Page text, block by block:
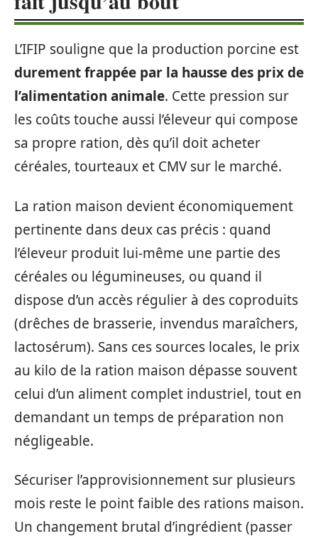
L’IFIP souligne que la production porcine est
durement frappée par la hausse des prix de
l’alimentation animale. Cette pression sur
les coûts touche aussi l’éleveur qui compose
sa propre ration, dès qu’il doit acheter
céréales, tourteaux et CMV sur le marché.
La ration maison devient économiquement
pertinente dans deux cas précis : quand
l’éleveur produit lui-même une partie des
céréales ou légumineuses, ou quand il
dispose d’un accès régulier à des coproduits
(drêches de brasserie, invendus maraîchers,
lactosérum). Sans ces sources locales, le prix
au kilo de la ration maison dépasse souvent
celui d’un aliment complet industriel, tout en
demandant un temps de préparation non
négligeable.
Sécuriser l’approvisionnement sur plusieurs
mois reste le point faible des rations maison.
Un changement brutal d’ingrédient (passer